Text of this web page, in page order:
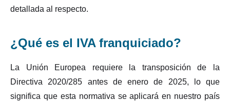
detallada al respecto.
¿Qué es el IVA franquiciado?
La Unión Europea requiere la transposición de la
Directiva 2020/285 antes de enero de 2025, lo que
significa que esta normativa se aplicará en nuestro país